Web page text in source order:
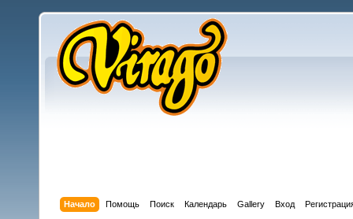
Начало Помощь Поиск Календарь Gallery Вход